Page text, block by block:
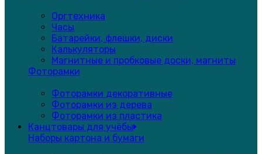
Оргтехника
Часы
Батарейки, флешки, диски
Калькуляторы
Магнитные и пробковые доски, магниты
Фоторамки
Фоторамки декоративные
Фоторамки из дерева
Фоторамки из пластика
Канцтовары для учёбы
Наборы картона и бумаги